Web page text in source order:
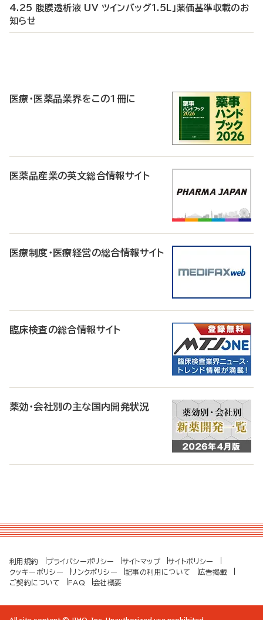
4.25 腹膜透析液 UV ツインバッグ1.5L」薬価基準収載のお
知らせ
医療・医薬品業界をこの1冊に
医薬品産業の英文総合情報サイト
医療制度・医療経営の総合情報サイト
臨床検査の総合情報サイト
薬効・会社別の主な国内開発状況
利用規約 プライバシーポリシー サイトマップ
サイトポリシー
クッキーポリシー
リンクポリシー 記事の利用について
広告掲載
ご契約について
FAQ 会社概要